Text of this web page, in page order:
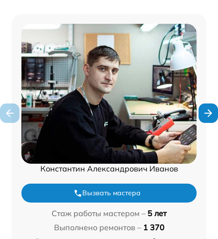
Константин Александрович Иванов
Вызвать мастера
Стаж работы мастером – 5 лет
Выполнено ремонтов – 1 370